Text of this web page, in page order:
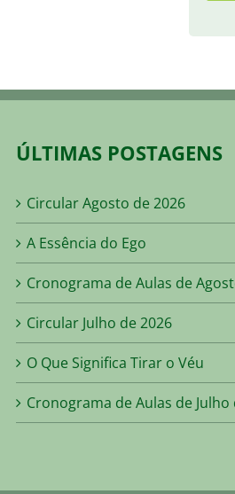
ÚLTIMAS POSTAGENS
Circular Agosto de 2026
A Essência do Ego
Cronograma de Aulas de
Circular Julho de 2026
O Que Significa Tirar o Véu
Cronograma de Aulas de Julho